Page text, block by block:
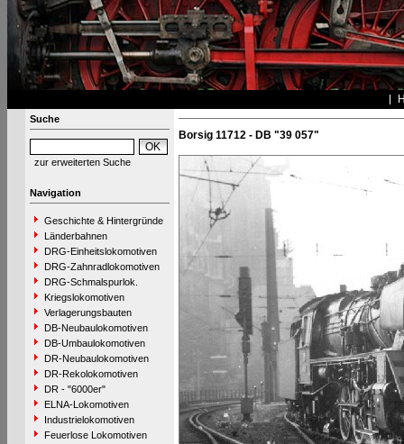
Suche
zur erweiterten Suche
Navigation
Geschichte & Hintergründe
Länderbahnen
DRG-Einheitslokomotiven
DRG-Zahnradlokomotiven
DRG-Schmalspurlok.
Kriegslokomotiven
Verlagerungsbauten
DB-Neubaulokomotiven
DB-Umbaulokomotiven
DR-Neubaulokomotiven
DR-Rekolokomotiven
DR - "6000er"
ELNA-Lokomotiven
Industrielokomotiven
Feuerlose Lokomotiven
Borsig 11712 - DB "39 057"